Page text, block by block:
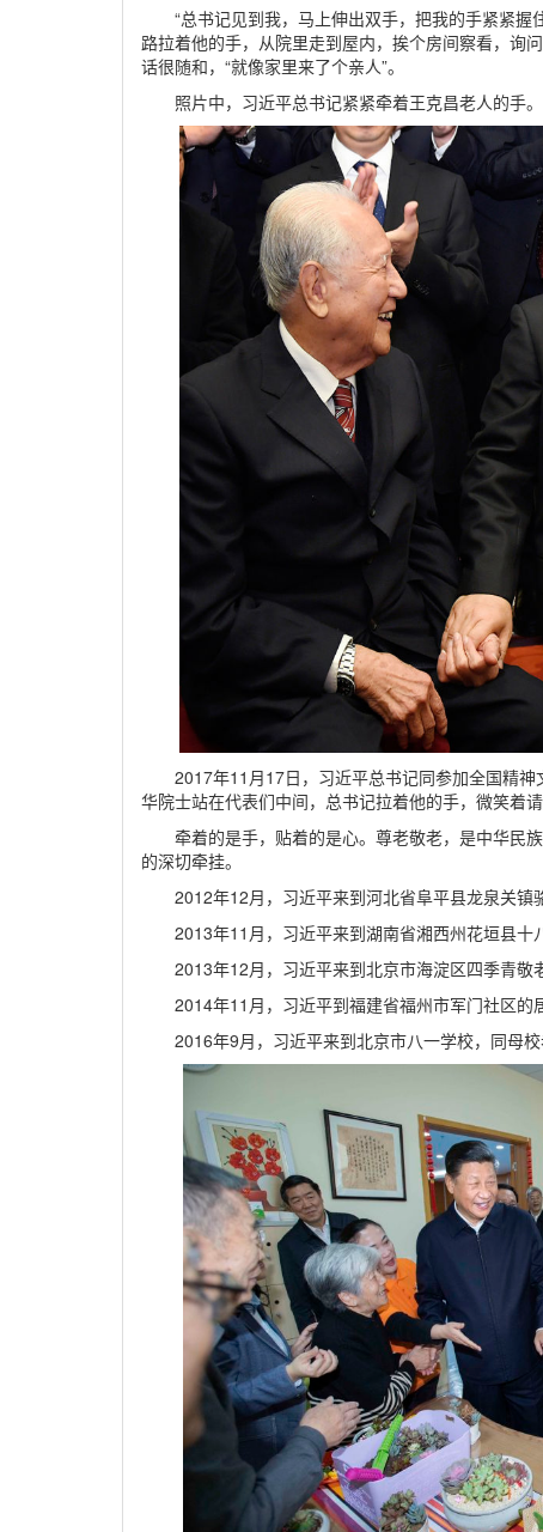
“总书记见到我，马上伸出双手，把我的手紧紧
路拉着他的手，从院里走到屋内，挨个房间察看，询
话很随和，“就像家里来了个亲人”。
照片中，习近平总书记紧紧牵着王克昌老人的手。
2017年11月17日，习近平总书记同参加全国精
华院士站在代表们中间，总书记拉着他的手，微笑着请
牵着的是手，贴着的是心。尊老敬老，是中华民
的深切牵挂。
2012年12月，习近平来到河北省阜平县龙泉关镇
2013年11月，习近平来到湖南省湘西州花垣县十
2013年12月，习近平来到北京市海淀区四季青敬
2014年11月，习近平到福建省福州市军门社区的
2016年9月，习近平来到北京市八一学校，同母校